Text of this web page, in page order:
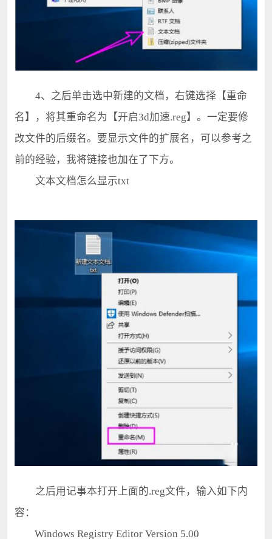
4、之后单击选中新建的文档，右键选择【重命
名】，将其重命名为【开启3d加速.reg】。一定要修
改文件的后缀名。要显示文件的扩展名，可以参考之
前的经验，我将链接也加在了下方。
文本文档怎么显示txt
之后用记事本打开上面的.reg文件，输入如下内
容：
Windows Registry Editor Version 5.00